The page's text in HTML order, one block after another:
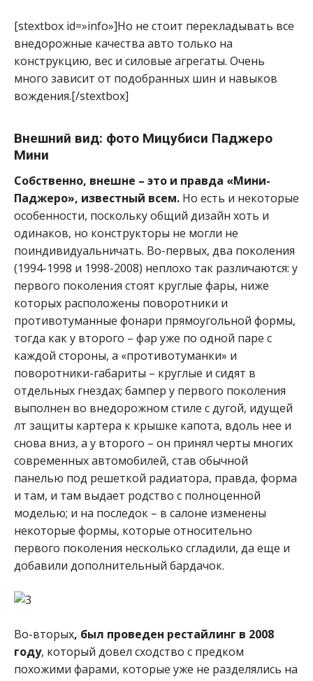
[stextbox id=»info»]Но не стоит перекладывать все
внедорожные качества авто только на
конструкцию, вес и силовые агрегаты. Очень
много зависит от подобранных шин и навыков
вождения.[/stextbox]
Внешний вид: фото Мицубиси Паджеро
Мини
Собственно, внешне – это и правда «Мини-
Паджеро», известный всем. Но есть и некоторые
особенности, поскольку общий дизайн хоть и
одинаков, но конструкторы не могли не
поиндивидуальничать. Во-первых, два поколения
(1994-1998 и 1998-2008) неплохо так различаются: у
первого поколения стоят круглые фары, ниже
которых расположены поворотники и
противотуманные фонари прямоугольной формы,
тогда как у второго – фар уже по одной паре с
каждой стороны, а «противотуманки» и
поворотники-габариты – круглые и сидят в
отдельных гнездах; бампер у первого поколения
выполнен во внедорожном стиле с дугой, идущей
лт защиты картера к крышке капота, вдоль нее и
снова вниз, а у второго – он принял черты многих
современных автомобилей, став обычной
панелью под решеткой радиатора, правда, форма
и там, и там выдает родство с полноценной
моделью; и на последок – в салоне изменены
некоторые формы, которые относительно
первого поколения несколько сгладили, да еще и
добавили дополнительный бардачок.
Во-вторых, был проведен рестайлинг в 2008
году, который довел сходство с предком
похожими фарами, которые уже не разделялись на